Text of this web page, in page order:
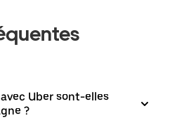
Uber sont-elles
?